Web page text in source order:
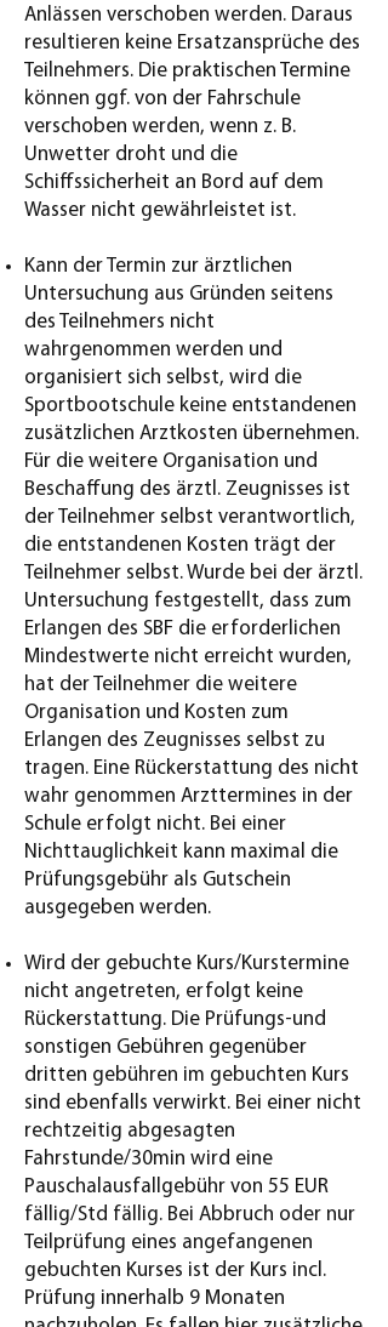
Anlässen verschoben werden. Daraus
resultieren keine Ersatzansprüche des
Teilnehmers. Die praktischen Termine
können ggf. von der Fahrschule
verschoben werden, wenn z. B.
Unwetter droht und die
Schiffssicherheit an Bord auf dem
Wasser nicht gewährleistet ist.
Kann der Termin zur ärztlichen
Untersuchung aus Gründen seitens
des Teilnehmers nicht
wahrgenommen werden und
organisiert sich selbst, wird die
Sportbootschule keine entstandenen
zusätzlichen Arztkosten übernehmen.
Für die weitere Organisation und
Beschaffung des ärztl. Zeugnisses ist
der Teilnehmer selbst verantwortlich,
die entstandenen Kosten trägt der
Teilnehmer selbst. Wurde bei der ärztl.
Untersuchung festgestellt, dass zum
Erlangen des SBF die erforderlichen
Mindestwerte nicht erreicht wurden,
hat der Teilnehmer die weitere
Organisation und Kosten zum
Erlangen des Zeugnisses selbst zu
tragen. Eine Rückerstattung des nicht
wahr genommen Arzttermines in der
Schule erfolgt nicht. Bei einer
Nichttauglichkeit kann maximal die
Prüfungsgebühr als Gutschein
ausgegeben werden.
Wird der gebuchte Kurs/Kurstermine
nicht angetreten, erfolgt keine
Rückerstattung. Die Prüfungs-und
sonstigen Gebühren gegenüber
dritten gebühren im gebuchten Kurs
sind ebenfalls verwirkt. Bei einer nicht
rechtzeitig abgesagten
Fahrstunde/30min wird eine
Pauschalausfallgebühr von 55 EUR
fällig/Std fällig. Bei Abbruch oder nur
Teilprüfung eines angefangenen
gebuchten Kurses ist der Kurs incl.
Prüfung innerhalb 9 Monaten